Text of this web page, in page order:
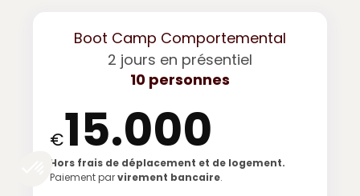
Boot Camp Comportemental
2 jours en présentiel
10 personnes
€15.000
Hors frais de déplacement et de logement.
Paiement parvirement bancaire.